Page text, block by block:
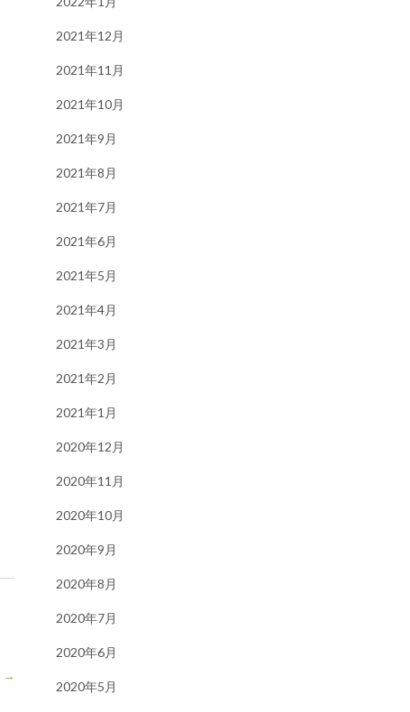
→
2021年12月
2021年11月
2021年10月
2021年9月
2021年8月
2021年7月
2021年6月
2021年5月
2021年4月
2021年3月
2021年2月
2021年1月
2020年12月
2020年11月
2020年10月
2020年9月
2020年8月
2020年7月
2020年6月
2020年5月